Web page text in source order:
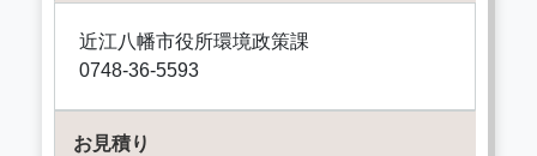
近江八幡市役所環境政策課
0748-36-5593
お見積り